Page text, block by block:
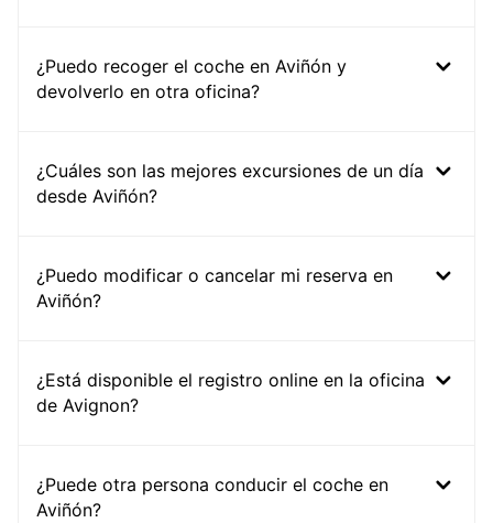
¿Puedo recoger el coche en Aviñón y
devolverlo en otra oficina?
¿Cuáles son las mejores excursiones de un día
desde Aviñón?
¿Puedo modificar o cancelar mi reserva en
Aviñón?
¿Está disponible el registro online en la oficina
de Avignon?
¿Puede otra persona conducir el coche en
Aviñón?